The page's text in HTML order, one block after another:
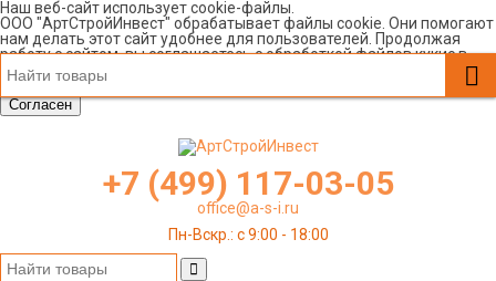
Наш веб-сайт использует cookie-файлы.
ООО "АртСтройИнвест" обрабатывает файлы cookie. Они помогают
нам делать этот сайт удобнее для пользователей. Продолжая
работу с сайтом, вы соглашаетесь с обработкой файлов кукис в
соответствии с нашей
персональных данных
Согласен
+7 (499) 117-03-05
office@a-s-i.ru
Пн-Вскр.: c 9:00 - 18:00